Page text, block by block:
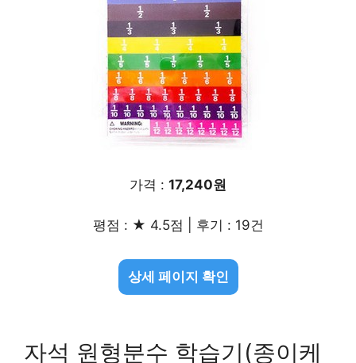
가격 : 17,240원
평점 : ★ 4.5점 | 후기 : 19건
상세 페이지 확인
자석 원형분수 학습기(종이케